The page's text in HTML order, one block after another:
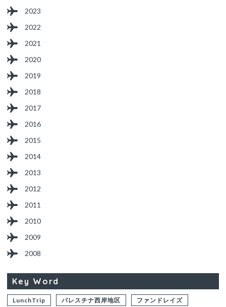
2023
2022
2021
2020
2019
2018
2017
2016
2015
2014
2013
2012
2011
2010
2009
2008
Key Word
LunchTrip パレスチナ西岸地区 ファンドレイズ